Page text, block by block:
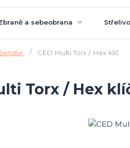
a sebeobrana Střelivo
CED Multi Torx / Hex klíč
Torx / Hex